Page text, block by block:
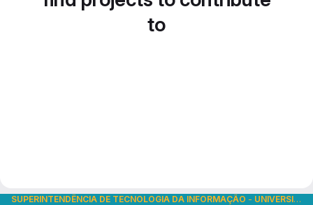
to
SUPERINTENDÊNCIA DE TECNOLOGIA DA INFORMAÇÃO - UNIVERSIDADE DE SÃO PAULO